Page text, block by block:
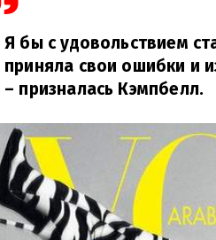
Я бы с удовольствием
приняла свои ошибки и
– призналась Кэмпбелл.